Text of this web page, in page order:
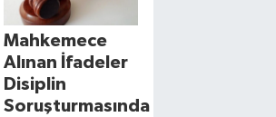
Mahkemece
Alınan İfadeler
Disiplin
Soruşturmasında